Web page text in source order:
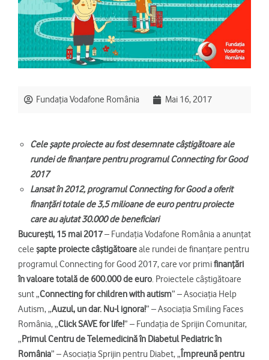
Fundația Vodafone România Mai 16, 2017
Cele șapte proiecte au fost desemnate câștigătoare ale
rundei de finanțare pentru programul Connecting for Good
2017
Lansat în 2012, programul Connecting for Good a oferit
finanțări totale de 3,5 milioane de euro pentru proiecte
care au ajutat 30.000 de beneficiari
București, 15 mai 2017– Fundația Vodafone România a anunțat
cele șapte proiecte câștigătoareale rundei de finanțare pentru
programul Connecting for Good 2017, care vor primifinanțări
în valoare totală de 600.000 de euro. Proiectele câștigătoare
sunt „Connecting for children with autism” – Asociația Help
Autism, „Auzul, un dar. Nu-l ignora!” – Asociația Smiling Faces
România, „Click SAVE for life!” – Fundația de Sprijin Comunitar,
„Primul Centru de Telemedicină în Diabetul Pediatric în
România” – Asociația Sprijin pentru Diabet, „Împreună pentru